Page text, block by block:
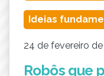
Ideias
24 de fevereiro
Robôs que